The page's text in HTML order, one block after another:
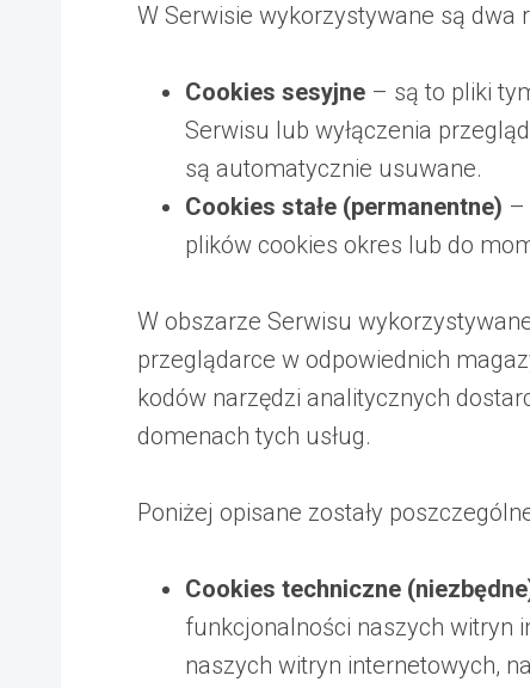
W Serwisie wykorzystywane są dwa
Cookies sesyjne – są to pliki
Serwisu lub wyłączenia
są automatycznie usuwane.
Cookies stałe (permanentne) –
plików cookies okres lub do
W obszarze Serwisu
przeglądarce w odpowiednich
kodów narzędzi analitycznych
domenach tych usług.
Poniżej opisane zostały
Cookies techniczne
funkcjonalności naszych witryn
naszych witryn internetowych,